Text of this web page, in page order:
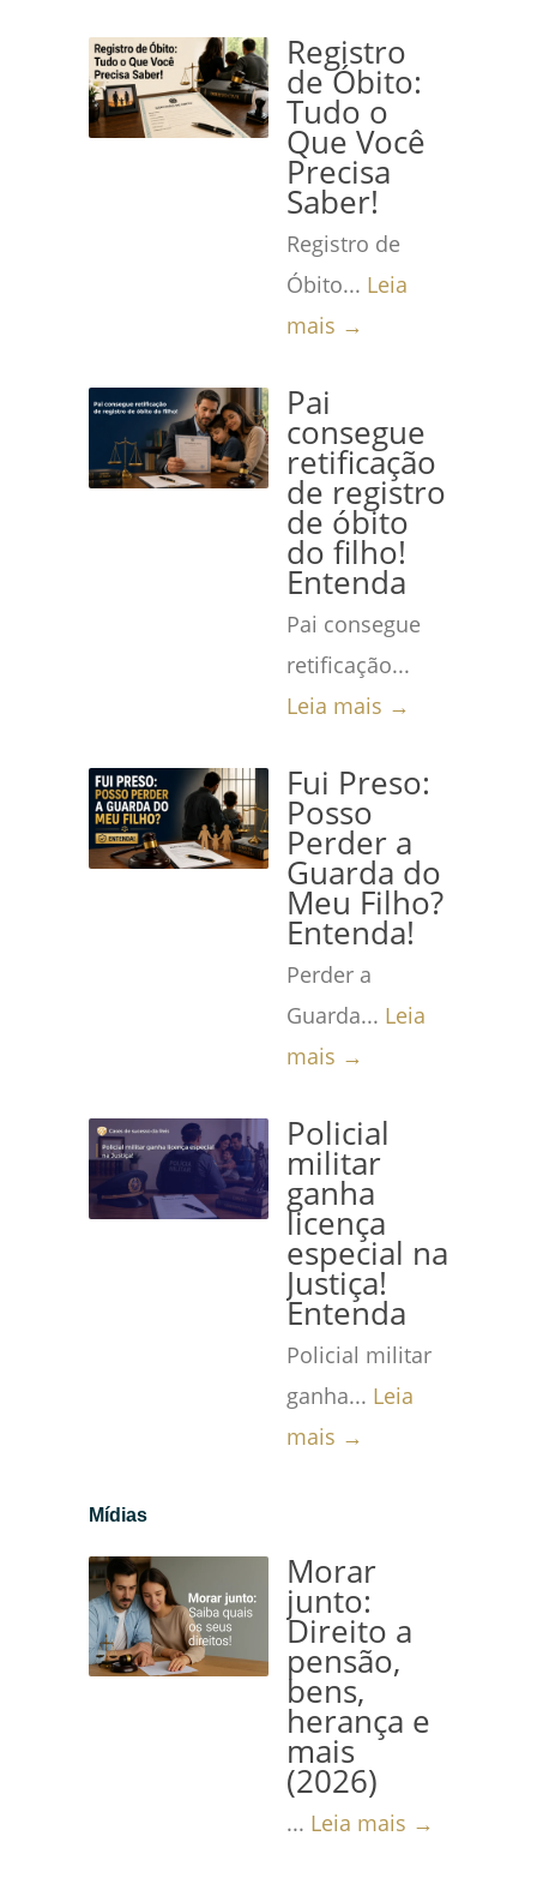
Registro
de Óbito:
Tudo o
Que Você
Precisa
Saber!
Registro de
Óbito... Leia
mais →
Pai
consegue
retificação
de registro
de óbito
do filho!
Entenda
Pai consegue
retificação...
Leia mais →
Fui Preso:
Posso
Perder a
Guarda do
Meu Filho?
Entenda!
Perder a
Guarda... Leia
mais →
Policial
militar
ganha
licença
especial na
Justiça!
Entenda
Policial militar
ganha... Leia
mais →
Mídias
Morar
junto:
Direito a
pensão,
bens,
herança e
mais
(2026)
... Leia mais →